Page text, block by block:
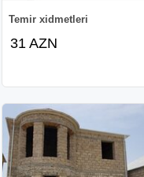
Temir xidmetleri
31 AZN